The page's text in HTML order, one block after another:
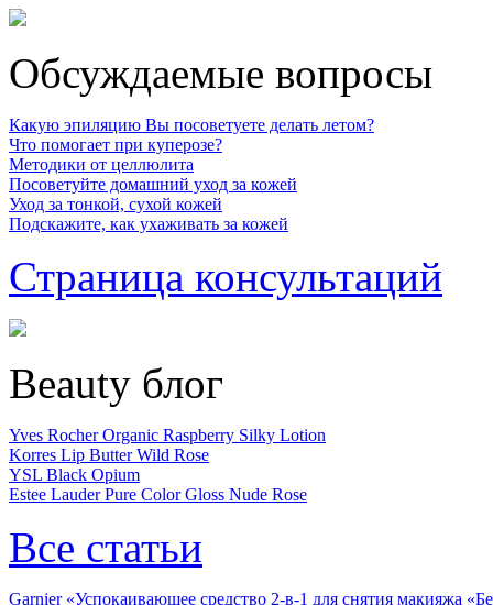
Обсуждаемые вопросы
Какую эпиляцию Вы посоветуете делать летом?
Что помогает при куперозе?
Методики от целлюлита
Посоветуйте домашний уход за кожей
Уход за тонкой, сухой кожей
Подскажите, как ухаживать за кожей
Страница консультаций
Beauty блог
Yves Rocher Organic Raspberry Silky Lotion
Korres Lip Butter Wild Rose
YSL Black Opium
Estee Lauder Pure Color Gloss Nude Rose
Все статьи
Garnier «Успокаивающее средство 2-в-1 для снятия макияжа